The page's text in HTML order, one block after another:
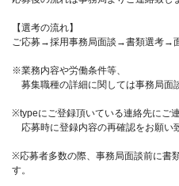
【選考の流れ】
ご応募→採用事務局面談→書類選考→
※業務内容や労働条件等、
募集職種の詳細に関しては事務局面
※typeにご登録頂いている連絡先にご
応募時に登録内容の再確認をお願い
※応募者多数の際、事務局面談前に書
す。